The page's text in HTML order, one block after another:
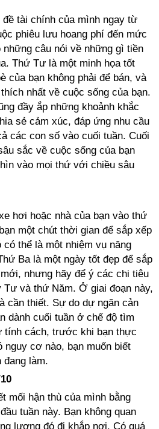
tài chính của mình ngay từ
phiêu lưu hoang phí đến mức
câu nói về những gì tiền
Thứ Tư là một minh họa tốt
của bạn không phải để bán, và
nhất về cuộc sống của bạn.
đầy ắp những khoảnh khắc
sẻ cảm xúc, đáp ứng nhu cầu
các con số vào cuối tuần. Cuối
sắc về cuộc sống của bạn
vào mọi thứ với chiều sâu
hơi hoặc nhà của bạn vào thứ
một chút thời gian để sắp xếp
thể là một nhiệm vụ năng
Ba là một ngày tốt đẹp để sắp
nhưng hãy để ý các chi tiêu
Tư và thứ Năm. Ở giai đoạn này,
cần thiết. Sự do dự ngăn cản
dành cuối tuần ở chế độ tìm
tính cách, trước khi bạn thực
nguy cơ nào, bạn muốn biết
đang làm.
mối hận thù của mình bằng
tuần này. Bạn không quan
lượng đó đi khắp nơi. Có quá